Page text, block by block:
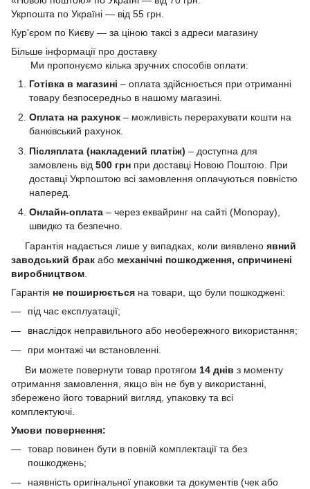
Укрпошта по Україні — від 55 грн.
Кур'єром по Києву — за ціною таксі з адреси магазину
Більше інформації про доставку
Ми пропонуємо кілька зручних способів оплати:
Готівка в магазині – оплата здійснюється при отриманні
товару безпосередньо в нашому магазині.
Оплата на рахунок – можливість перерахувати кошти на
банківський рахунок.
Післяплата (накладений платіж) – доступна для
замовлень від 500 грн при доставці Новою Поштою. При
доставці Укрпоштою всі замовлення оплачуються повністю
наперед.
Онлайн-оплата – через еквайринг на сайті (Monopay),
швидко та безпечно.
Гарантія надається лише у випадках, коли виявлено явний
заводський брак або механічні пошкодження, спричинені
виробництвом
Гарантія не поширюється на товари, що були пошкоджені:
під час експлуатації;
внаслідок неправильного або необережного використання;
при монтажі чи встановленні.
Ви можете повернути товар протягом 14 днів з моменту
отримання замовлення, якщо він не був у використанні,
збережено його товарний вигляд, упаковку та всі
комплектуючі.
Умови повернення:
товар повинен бути в повній комплектації та без
пошкоджень;
наявність оригінальної упаковки та документів (чек або